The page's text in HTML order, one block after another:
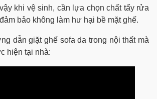
khi vệ sinh, cần lựa chọn chất tẩy rửa
bảo không làm hư hại bề mặt ghế.
dẫn giặt ghế sofa da trong nội thất mà
hiện tại nhà: